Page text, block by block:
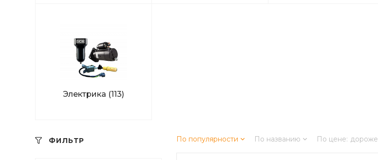
Электрика (113)
ФИЛЬТР По популярности По названию По цене: дороже